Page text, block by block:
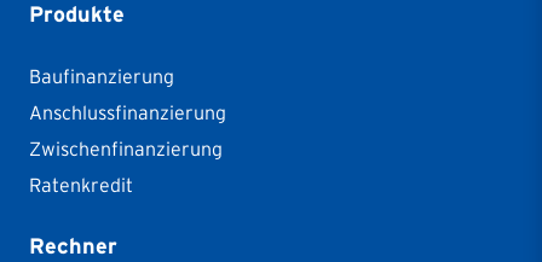
Produkte
Baufinanzierung
Anschlussfinanzierung
Zwischenfinanzierung
Ratenkredit
Rechner